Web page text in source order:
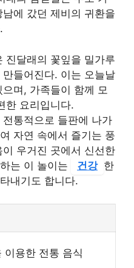
에 갔던 제비의 귀환을
진달래의 꽃잎을 밀가루
들어진다. 이는 오늘날
며, 가족들이 함께 모
한 요리입니다.
통적으로 들판에 나가
자연 속에서 즐기는 풍
우거진 곳에서 신선한
는 이 놀이는
건강 한
내기도 합니다.
이용한 전통 음식